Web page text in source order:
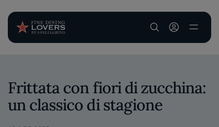
User account
Frittata con fiori di zucchina:
un classico di stagione